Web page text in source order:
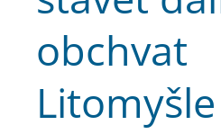
obchvat
Litomyšle